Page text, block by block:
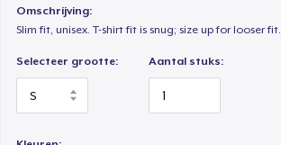
Omschrijving:
Slim fit, unisex. T-shirt fit is snug; size up for looser fit.
Selecteer grootte: Aantal stuks: